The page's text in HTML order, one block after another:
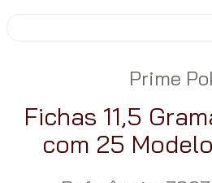
Prime
Fichas 11,5
com 25